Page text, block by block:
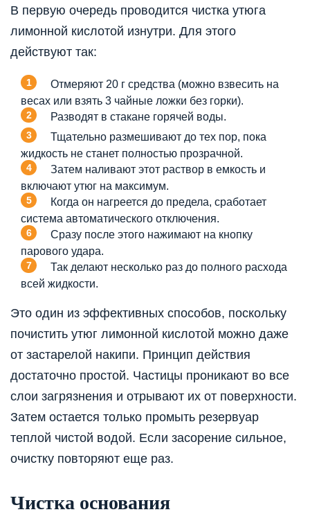
В первую очередь проводится чистка утюга
лимонной кислотой изнутри. Для этого
действуют так:
Отмеряют 20 г средства (можно взвесить на
весах или взять 3 чайные ложки без горки).
Разводят в стакане горячей воды.
Тщательно размешивают до тех пор, пока
жидкость не станет полностью прозрачной.
Затем наливают этот раствор в емкость и
включают утюг на максимум.
Когда он нагреется до предела, сработает
система автоматического отключения.
Сразу после этого нажимают на кнопку
парового удара.
Так делают несколько раз до полного расхода
всей жидкости.
Это один из эффективных способов, поскольку
почистить утюг лимонной кислотой можно даже
от застарелой накипи. Принцип действия
достаточно простой. Частицы проникают во все
слои загрязнения и отрывают их от поверхности.
Затем остается только промыть резервуар
теплой чистой водой. Если засорение сильное,
очистку повторяют еще раз.
Чистка основания